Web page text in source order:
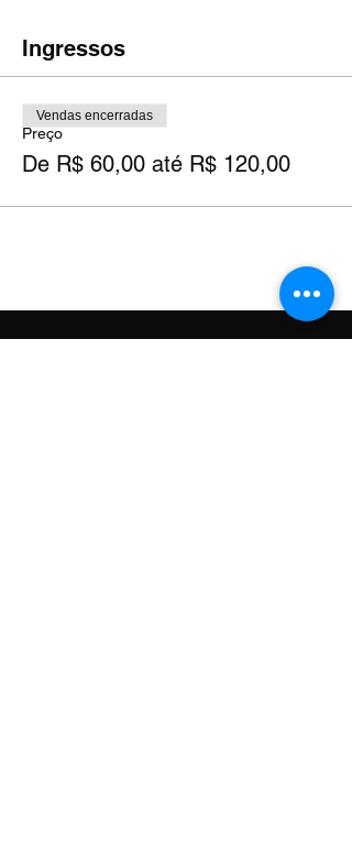
Ingressos
Preço
De R$ 60,00 até R$ 120,00
Vendas encerradas